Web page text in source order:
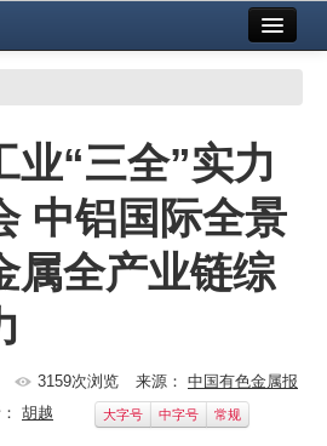
业“三全”实力
中铝国际全景
属全产业链综
3159次浏览 来源： 中国有色金属报
胡越 大字号 中字号 常规